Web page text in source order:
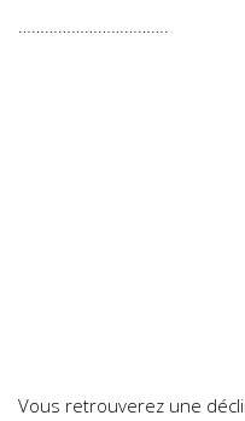
…………………………….
Vous retrouverez une